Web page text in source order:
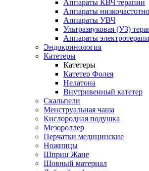
Аппараты КВЧ терапии
Аппараты
Аппараты УВЧ
Ультразвуковая (УЗ)
Аппараты
Эндокринология
Катетеры
Катетеры
Катетер Фолея
Нелатона
Внутривенный катетер
Скальпели
Менструальная чаша
Кислородная подушка
Мезороллер
Перчатки медицинские
Ножницы
Шприц Жане
Шовный материал